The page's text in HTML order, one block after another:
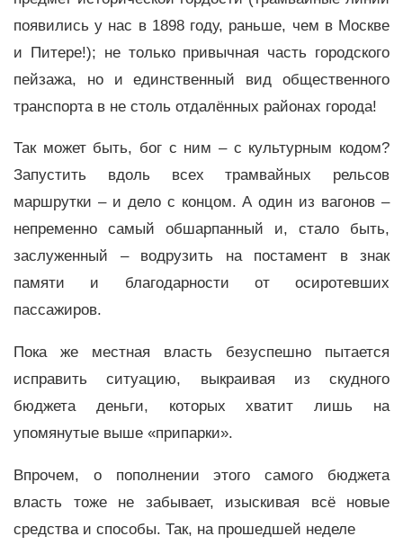
появились у нас в 1898 году, раньше, чем в Москве
и Питере!); не только привычная часть городского
пейзажа, но и единственный вид общественного
транспорта в не столь отдалённых районах города!
Так может быть, бог с ним – с культурным кодом?
Запустить вдоль всех трамвайных рельсов
маршрутки – и дело с концом. А один из вагонов –
непременно самый обшарпанный и, стало быть,
заслуженный – водрузить на постамент в знак
памяти и благодарности от осиротевших
пассажиров.
Пока же местная власть безуспешно пытается
исправить ситуацию, выкраивая из скудного
бюджета деньги, которых хватит лишь на
упомянутые выше «припарки».
Впрочем, о пополнении этого самого бюджета
власть тоже не забывает, изыскивая всё новые
средства и способы. Так, на прошедшей неделе